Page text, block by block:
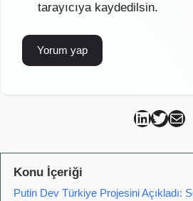
tarayıcıya kaydedilsin.
Can Kütahya Linkedin
Can Kütahya Twitter
Can Kütahya Mail
Konu İçeriği
Putin Dev Türkiye Projesini Açıkladı: